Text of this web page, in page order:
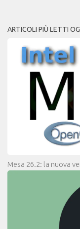
ARTICOLI PIÙ LETTI
Mesa 26.2: la nuova